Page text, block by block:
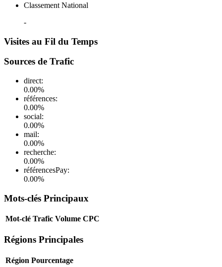
Classement National
-
Visites au Fil du Temps
Sources de Trafic
direct:
0.00%
références:
0.00%
social:
0.00%
mail:
0.00%
recherche:
0.00%
référencesPay:
0.00%
Mots-clés Principaux
Mot-clé Trafic Volume CPC
Régions Principales
Région Pourcentage